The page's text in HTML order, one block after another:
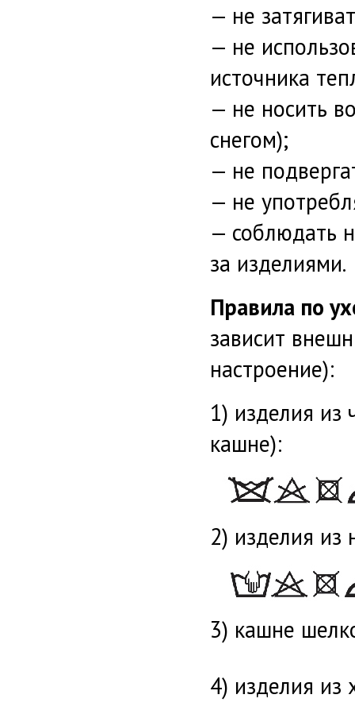
— не
— не
источника
— не носить
снегом);
— не
— не
— соблюдать
за изделиями.
Правила по
зависит
настроение):
1) изделия из
кашне):
2) изделия из
3) кашне
4) изделия из